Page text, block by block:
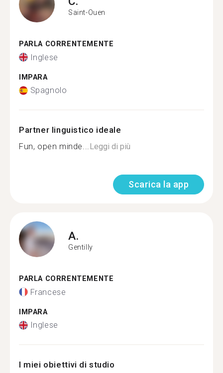
Saint-Ouen
PARLA CORRENTEMENTE
Inglese
IMPARA
Spagnolo
Partner linguistico ideale
Fun, open minde...Leggi di più
Scarica la app
A.
Gentilly
PARLA CORRENTEMENTE
Francese
IMPARA
Inglese
I miei obiettivi di studio